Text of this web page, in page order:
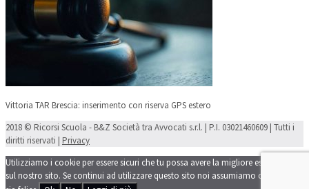
Vittoria TAR Brescia: inserimento con riserva GPS estero
2018 © Ricorsi Scuola - B&Z Società tra Avvocati s.r.l. | P.I. 03021460609 | Tutti i
diritti riservati | Privacy
Utilizziamo i cookie per essere sicuri che tu possa avere la migliore esperienza
sul nostro sito. Se continui ad utilizzare questo sito noi assumiamo che tu ne